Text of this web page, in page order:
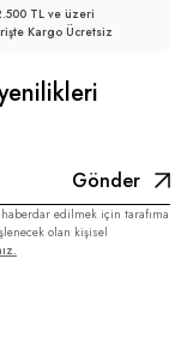
TL ve üzeri
Kargo Ücretsiz
Gönder
edilmek için tarafıma
olan kişisel